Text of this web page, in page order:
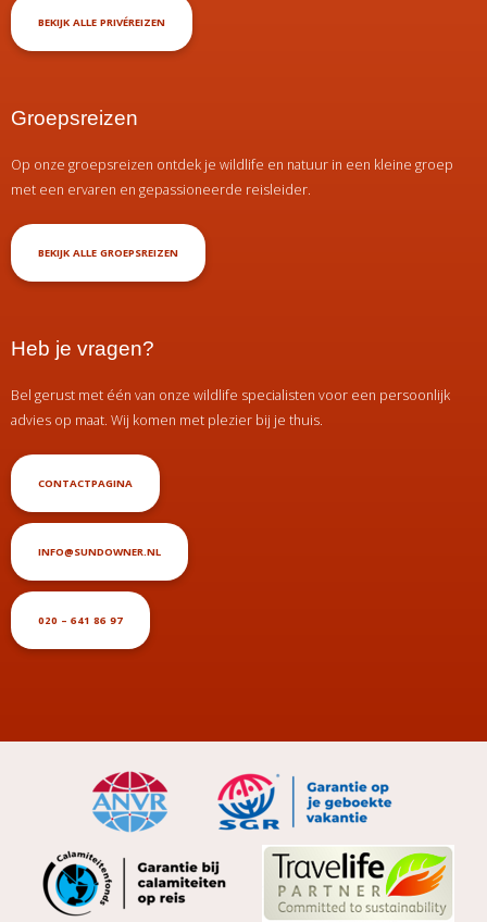
BEKIJK ALLE PRIVÉREIZEN
Groepsreizen
Op onze groepsreizen ontdek je wildlife en natuur in een kleine groep
met een ervaren en gepassioneerde reisleider.
BEKIJK ALLE GROEPSREIZEN
Heb je vragen?
Bel gerust met één van onze wildlife specialisten voor een persoonlijk
advies op maat. Wij komen met plezier bij je thuis.
CONTACTPAGINA
INFO@SUNDOWNER.NL
020 – 641 86 97